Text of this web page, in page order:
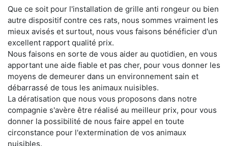
Que ce soit pour l'installation de grille anti rongeur ou bien
autre dispositif contre ces rats, nous sommes vraiment les
mieux avisés et surtout, nous vous faisons bénéficier d'un
excellent rapport qualité prix.
Nous faisons en sorte de vous aider au quotidien, en vous
apportant une aide fiable et pas cher, pour vous donner les
moyens de demeurer dans un environnement sain et
débarrassé de tous les animaux nuisibles.
La dératisation que nous vous proposons dans notre
compagnie s'avère être réalisé au meilleur prix, pour vous
donner la possibilité de nous faire appel en toute
circonstance pour l'extermination de vos animaux
nuisibles.